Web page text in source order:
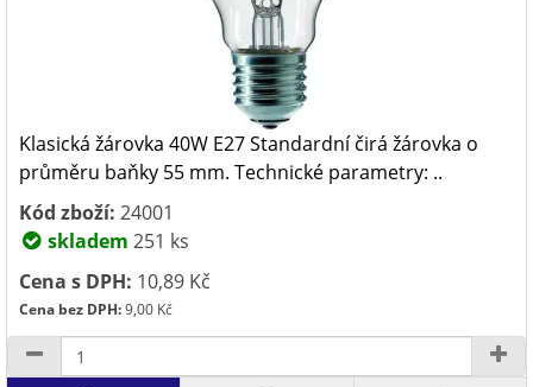
Klasická žárovka 40W E27 Standardní čirá žárovka o
průměru baňky 55 mm. Technické parametry: ..
Kód zboží: 24001
skladem 251 ks
Cena s DPH: 10,89 Kč
Cena bez DPH:9,00 Kč